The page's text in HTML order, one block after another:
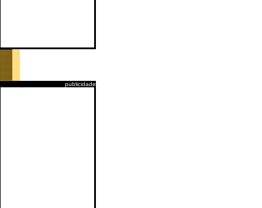
publicidade